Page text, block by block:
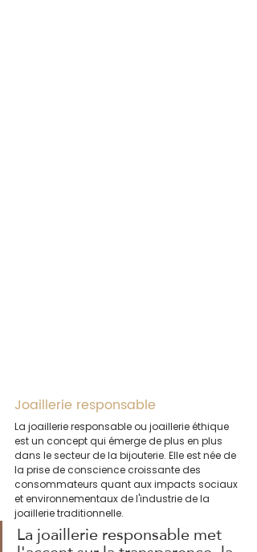
Joaillerie responsable
La joaillerie responsable ou joaillerie éthique
est un concept qui émerge de plus en plus
dans le secteur de la bijouterie. Elle est née de
la prise de conscience croissante des
consommateurs quant aux impacts sociaux
et environnementaux de l'industrie de la
joaillerie traditionnelle.
La joaillerie responsable met